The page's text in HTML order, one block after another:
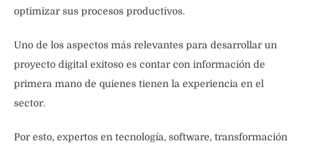
optimizar sus procesos productivos.
Uno de los aspectos más relevantes para desarrollar un
proyecto digital exitoso es contar con información de
primera mano de quienes tienen la experiencia en el
sector.
Por esto, expertos en tecnología, software, transformación